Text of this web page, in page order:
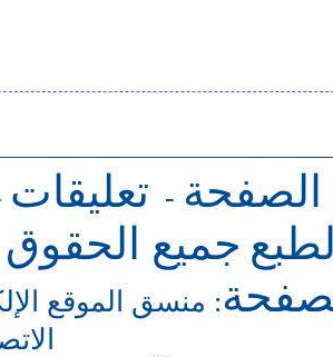
الصفحة - تعليقات
جميع
: منسق الموقع